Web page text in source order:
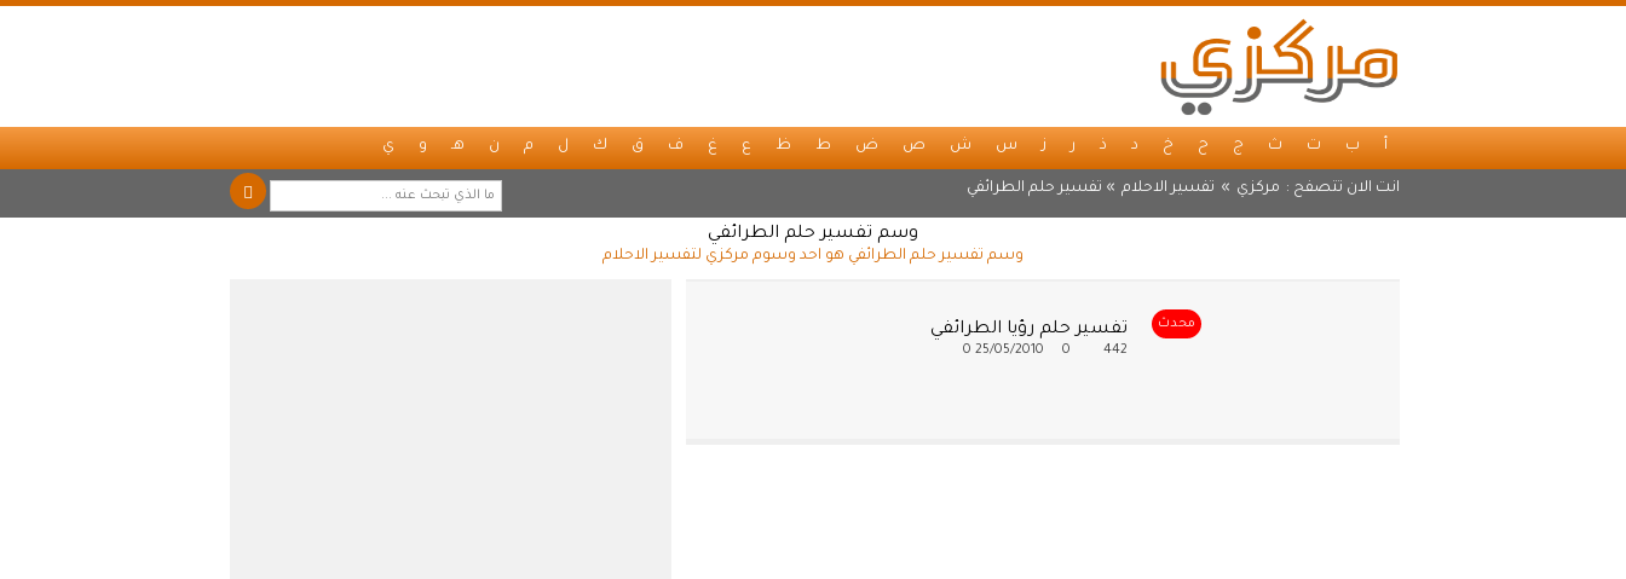
أ ب ت ث ج ح خ د ذ ر ز س ش ص ض ط ظ ع غ ف ق ك ل م ن هـ و ي
انت الان تتصفح : مركزي » تفسير الاحلام » تفسير حلم الطرائفي
وسم تفسير حلم الطرائفي
وسم تفسير حلم الطرائفي هو احد وسوم مركزي لتفسير الاحلام
محدث تفسير حلم رؤيا الطرائفي
442
25/05/2010
0